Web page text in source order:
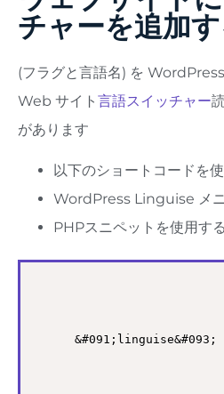
チャーを追加
(フラグと言語名) を
Web サイト 言語スイッチャー
があります
以下のショートコードを
WordPress Linguise メ
PHPスニペットを使用する
&#091;linguise&#093;